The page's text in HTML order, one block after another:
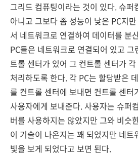
그리드 컴퓨팅이라는 것이 있다. 슈퍼
아니고 그보다 좀 성능이 낮은 PC지
서 네트워크로 연결하여 데이터를 분
PC들은 네트워크로 연결되어 있고 그
트롤 센터가 있어 그 컨트롤 센터가
처리하도록 한다. 각 PC는 할당받은
를 컨트롤 센터에 보내면 컨트롤 센터
사용자에게 보내준다. 사용자는 슈퍼
버를 사용하지는 않았지만 그와 비슷
이 기술이 나온지는 꽤 되었지만 네
빛을 보게 되었다고 보면 된다.